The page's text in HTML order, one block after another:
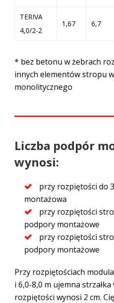
TERIVA
4,0/2-2
1,67 6,7
* bez betonu w żebrach
innych elementów stropu
monolitycznego
Liczba podpór
wynosi:
przy rozpiętości do
montażowa
przy rozpiętości
podpory montażowe
przy rozpiętości
podpory montażowe
Przy rozpiętościach
i 6,0-8,0 m ujemna
rozpiętości wynosi 2 cm.